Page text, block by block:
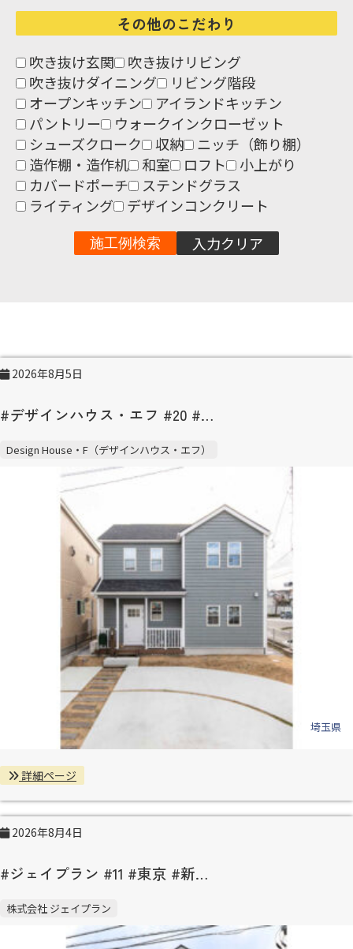
その他のこだわり
吹き抜け玄関
吹き抜けリビング
吹き抜けダイニング
リビング階段
オープンキッチン
アイランドキッチン
パントリー
ウォークインクローゼット
シューズクローク
収納
ニッチ（飾り棚）
造作棚・造作机
和室 ロフト
小上がり
カバードポーチ
ステンドグラス
ライティング
デザインコンクリート
施工例検索 入力クリア
2026年8月5日
#デザインハウス・エフ #20 #…
Design House・F（デザインハウス・エフ）
埼玉県
詳細ページ
2026年8月4日
#ジェイプラン #11 #東京 #新…
株式会社 ジェイプラン